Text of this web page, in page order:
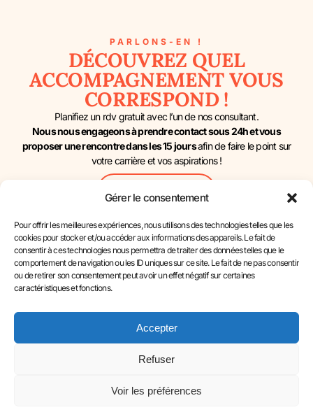
Gérer le consentement
Pour offrir les meilleures expériences, nous utilisons des technologies telles que les
cookies pour stocker et/ou accéder aux informations des appareils. Le fait de
consentir à ces technologies nous permettra de traiter des données telles que le
comportement de navigation ou les ID uniques sur ce site. Le fait de ne pas consentir
ou de retirer son consentement peut avoir un effet négatif sur certaines
caractéristiques et fonctions.
Accepter
Refuser
Voir les préférences
PARLONS-EN !
DÉCOUVREZ QUEL
ACCOMPAGNEMENT VOUS
CORRESPOND !
Planifiez un rdv gratuit avec l’un de nos consultant.
Nous nous engageons à prendre contact sous 24h et vous
proposer une rencontre dans les 15 joursafin de faire le point sur
votre carrière et vos aspirations !
AutRHement